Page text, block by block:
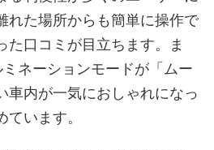
れた場所からも簡単に操作で
た口コミが目立ちます。ま
ネーションモードが「ムー
車内が一気におしゃれになっ
います。